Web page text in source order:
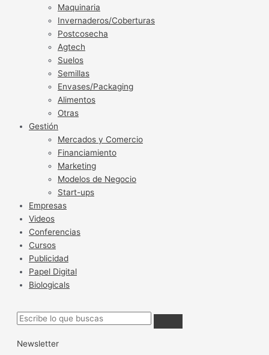
Maquinaria
Invernaderos/Coberturas
Postcosecha
Agtech
Suelos
Semillas
Envases/Packaging
Alimentos
Otras
Gestión
Mercados y Comercio
Financiamiento
Marketing
Modelos de Negocio
Start-ups
Empresas
Videos
Conferencias
Cursos
Publicidad
Papel Digital
Biologicals
Newsletter